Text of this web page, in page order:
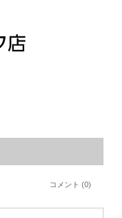
コメント (0)